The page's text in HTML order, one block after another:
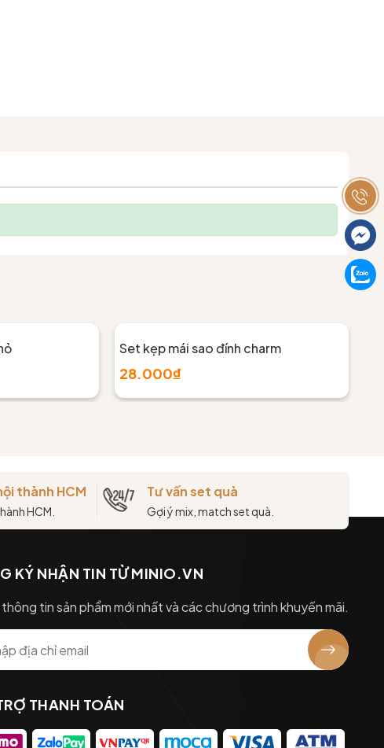
Set kẹp mái sao đính charm
28.000₫
thành HCM
HCM.
Tư vấn set quà
Gợi ý mix, match set quà.
KÝ NHẬN TIN TỪ MINIO.VN
tin sản phẩm mới nhất và các chương trình khuyến mãi.
THANH TOÁN